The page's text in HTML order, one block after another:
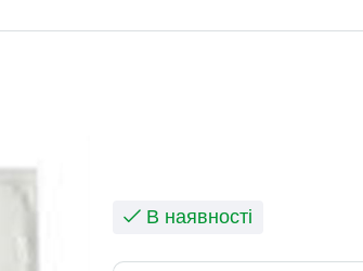
В наявності